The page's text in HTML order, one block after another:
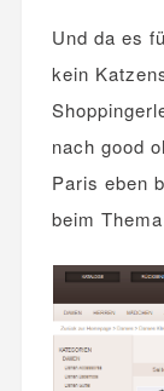
Und da es
kein
nach good
Paris eben
beim